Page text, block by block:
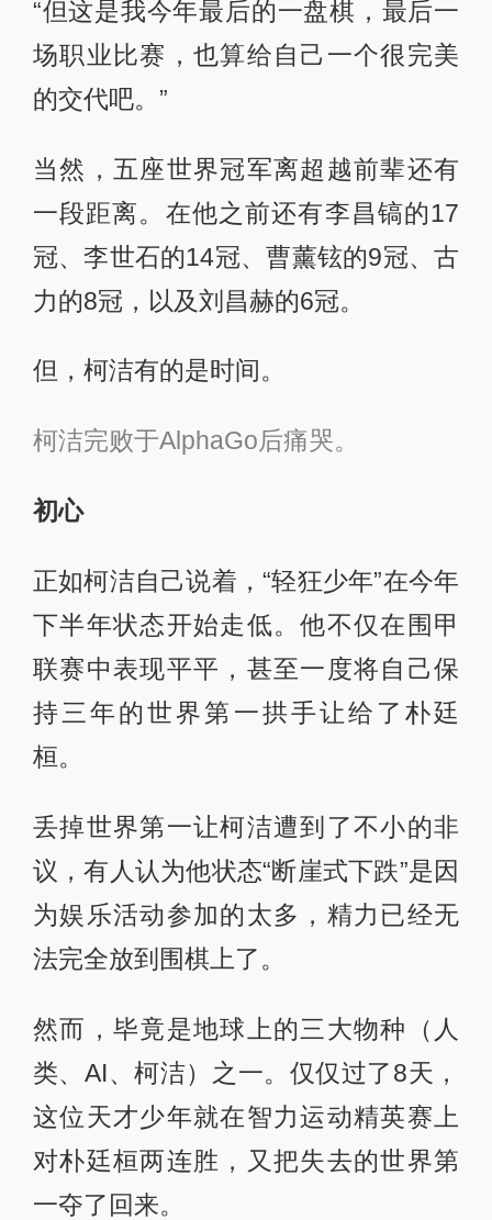
“但这是我今年最后的一盘棋，最后一
场职业比赛，也算给自己一个很完美
的交代吧。”
当然，五座世界冠军离超越前辈还有
一段距离。在他之前还有李昌镐的17
冠、李世石的14冠、曹薰铉的9冠、古
力的8冠，以及刘昌赫的6冠。
但，柯洁有的是时间。
柯洁完败于AlphaGo后痛哭。
初心
正如柯洁自己说着，“轻狂少年”在今年
下半年状态开始走低。他不仅在围甲
联赛中表现平平，甚至一度将自己保
持三年的世界第一拱手让给了朴廷
桓。
丢掉世界第一让柯洁遭到了不小的非
议，有人认为他状态“断崖式下跌”是因
为娱乐活动参加的太多，精力已经无
法完全放到围棋上了。
然而，毕竟是地球上的三大物种（人
类、AI、柯洁）之一。仅仅过了8天，
这位天才少年就在智力运动精英赛上
对朴廷桓两连胜，又把失去的世界第
一夺了回来。